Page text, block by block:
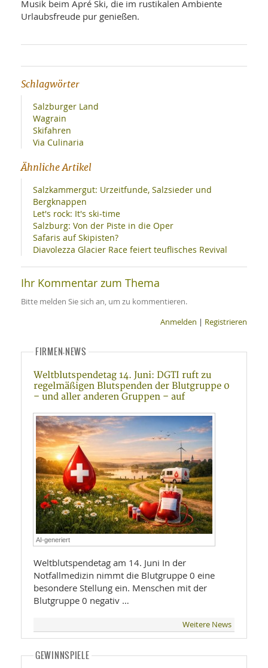
Musik beim Apré Ski, die im rustikalen Ambiente
Urlaubsfreude pur genießen.
Schlagwörter
Salzburger Land
Wagrain
Skifahren
Via Culinaria
Ähnliche Artikel
Salzkammergut: Urzeitfunde, Salzsieder und
Bergknappen
Let's rock: It's ski-time
Salzburg: Von der Piste in die Oper
Safaris auf Skipisten?
Diavolezza Glacier Race feiert teuflisches Revival
Ihr Kommentar zum Thema
Bitte melden Sie sich an, um zu kommentieren.
Anmelden | Registrieren
FIRMEN-NEWS
Weltblutspendetag 14. Juni: DGTI ruft zu
regelmäßigen Blutspenden der Blutgruppe 0
– und aller anderen Gruppen – auf
AI-generiert
Weltblutspendetag am 14. Juni In der
Notfallmedizin nimmt die Blutgruppe 0 eine
besondere Stellung ein. Menschen mit der
Blutgruppe 0 negativ …
Weitere News
GEWINNSPIELE